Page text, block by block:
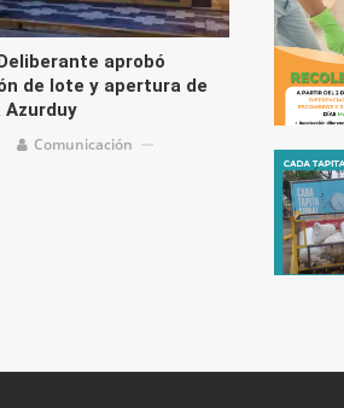
aprobó
de lote y apertura de
Azurduy
Comunicación